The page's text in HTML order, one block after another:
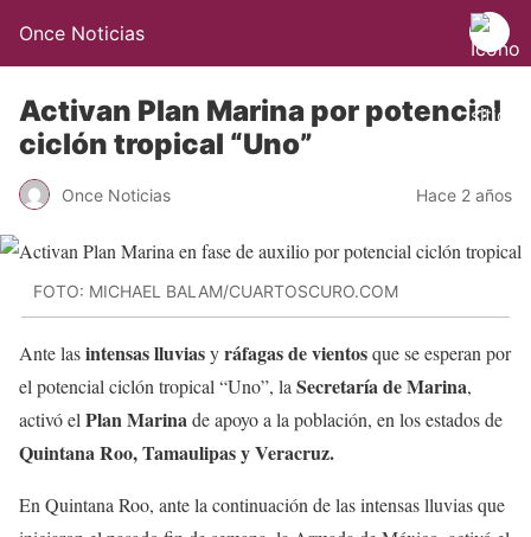
Once Noticias
Activan Plan Marina por potencial
ciclón tropical “Uno”
Once Noticias Hace 2 años
FOTO: MICHAEL BALAM/CUARTOSCURO.COM
Ante lasintensas lluviasyráfagas de vientosque se esperan por
el potencial ciclón tropical “Uno”, la Secretaría de Marina,
activó el Plan Marinade apoyo a la población, en los estados de
Quintana Roo, Tamaulipas y Veracruz.
En Quintana Roo, ante la continuación de las intensas lluvias que